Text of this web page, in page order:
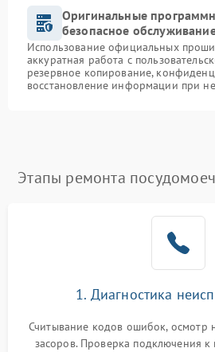
Оригинальные
безопасное
Использование официальных
аккуратная работа с
резервное копирование,
восстановление информации при
Этапы ремонта
1. Диагностика
Считывание кодов ошибок, осмотр
засоров. Проверка подключения к